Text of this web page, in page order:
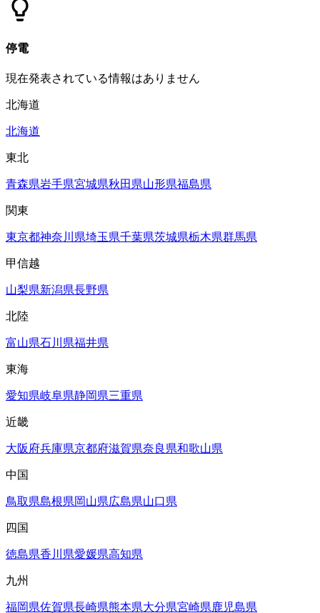
停電
現在発表されている情報はありません
北海道
北海道
東北
青森県岩手県宮城県秋田県山形県福島県
関東
東京都神奈川県埼玉県千葉県茨城県栃木県群馬県
甲信越
山梨県新潟県長野県
北陸
富山県石川県福井県
東海
愛知県岐阜県静岡県三重県
近畿
大阪府兵庫県京都府滋賀県奈良県和歌山県
中国
鳥取県島根県岡山県広島県山口県
四国
徳島県香川県愛媛県高知県
九州
福岡県佐賀県長崎県熊本県大分県宮崎県鹿児島県